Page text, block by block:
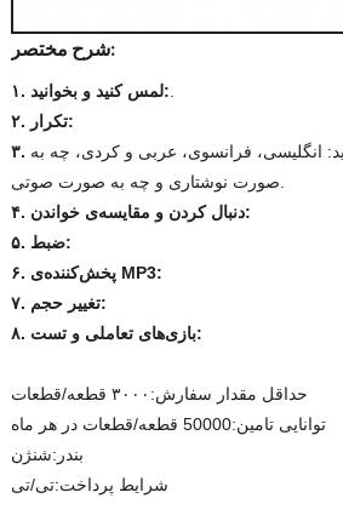
شرح مختصر:
۱. لمس کنید و بخوانید:
۲. تکرار:
انگلیسی، فرانسوی، عربی و کردی، چه به
۴. دنبال کردن و مقایسه‌ی خواندن:
۵. ضبط:
۶. پخش‌کننده‌ی MP3:
۷. تغییر حجم:
۸. بازی‌های تعاملی و تست:
حداقل مقدار سفارش: ۳۰۰۰ قطعه/قطعات
توانایی تامین:50000 قطعه/قطعات در هر ماه
بندر:شنژن
شرایط پرداخت:تی/تی